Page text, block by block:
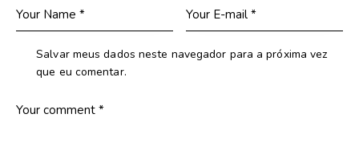
Salvar meus dados neste navegador para a próxima vez
que eu comentar.